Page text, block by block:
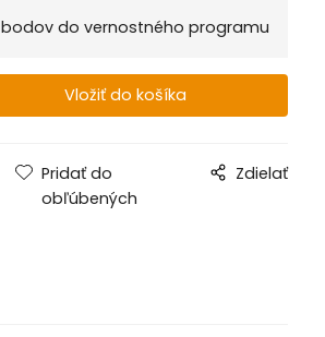
bodov do vernostného programu
Pridať do
obľúbených
Zdielať